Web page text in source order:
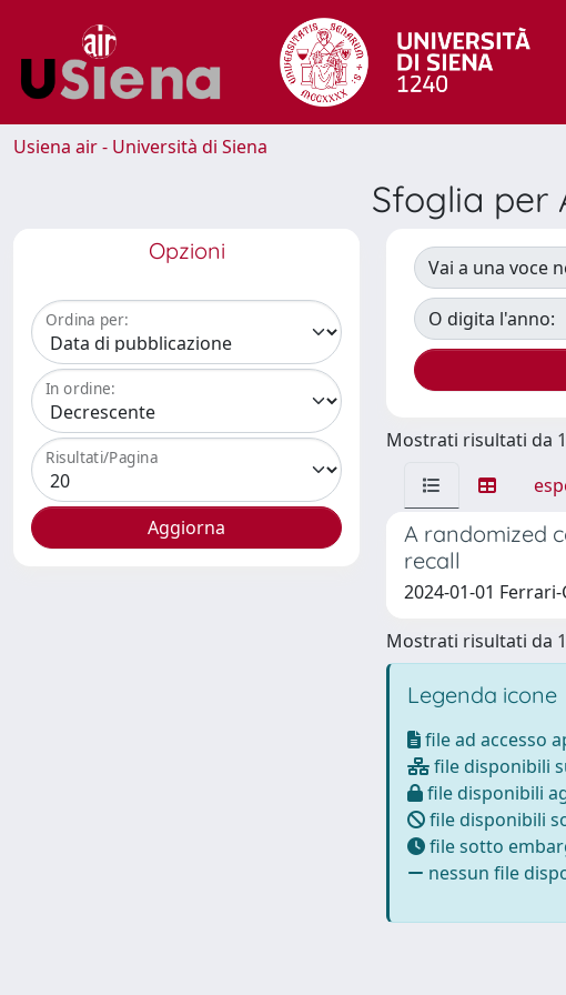
Usiena air - Università di Siena
Sfoglia per
Opzioni
Ordina per:
In ordine:
Risultati/Pagina
Vai a una voce
O digita l'anno:
Mostrati risultati da 1
A randomized
recall
2024-01-01
Mostrati risultati da 1
Legenda icone
file ad accesso
file disponibili
file disponibili
file disponibili
file sotto
nessun file